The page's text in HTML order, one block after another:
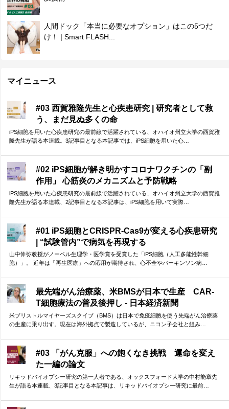
人間ドック「本当に必要なオプション」はこの5つだ
け！ | Smart FLASH...
マイニュース
#03 西賀雅隆先生と心疾患研究 | 研究者として救
う、まだ見ぬ多くの命
iPS細胞を用いた心疾患研究の最前線で活躍されている、オハイオ州立大学の西賀雅
隆先生が語る本連載。3記事目となる本記事では、iPS細胞を用いた心…
#02 iPS細胞が解き明かすコロナワクチンの「副
作用」 心筋炎のメカニズムと予防戦略
iPS細胞を用いた心疾患研究の最前線で活躍されている、オハイオ州立大学の西賀雅
隆先生が語る本連載、2記事目となる本記事は、iPS細胞を用いて実際…
#01 iPS細胞とCRISPR-Cas9が変える心疾患研究
| “試験管内”で病気を再現する
山中伸弥教授がノーベル生理学・医学賞を受賞した「iPS細胞（人工多能性幹細
胞）」。 近年は「再生医療」への応用が期待され、心不全やパーキンソン病…
最先端がん治療薬、米BMSが日本で生産 CAR-
T細胞療法の普及後押し - 日本経済新聞
米ブリストルマイヤーズスクイブ（BMS）は日本で免疫細胞を使う先端がん治療薬
の生産に乗り出す。現在は海外拠点で製造しているが、ニコン子会社と組み…
#03 「がん克服」への飽くなき挑戦 運命を変え
た一編の論文
リキッドバイオプシー研究の第一人者である、オックスフォード大学の中村能章先
生が語る本連載、3記事目となる本記事は、リキッドバイオプシー研究に最前…